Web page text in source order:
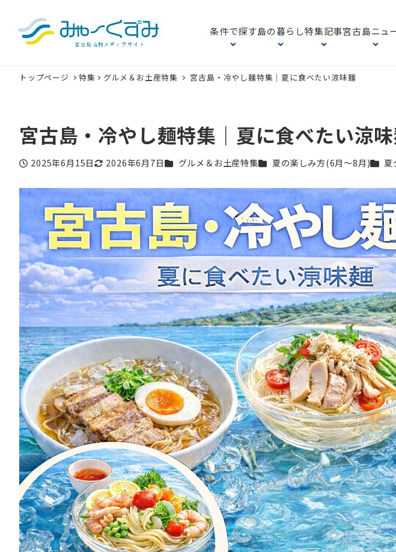
条件で探す島の暮らし特集記事宮古島ニュ
トップページ 特集 グルメ＆お土産特集 宮古島・冷やし麺特集｜夏に食べたい涼味麺
宮古島・冷やし麺特集｜夏に食べたい涼
投稿日
2025年6月15日
更新日
2026年6月7日カテゴリー
グルメ＆お土産特集カテゴリー
夏の楽しみ方(6月〜8月)カテ夏